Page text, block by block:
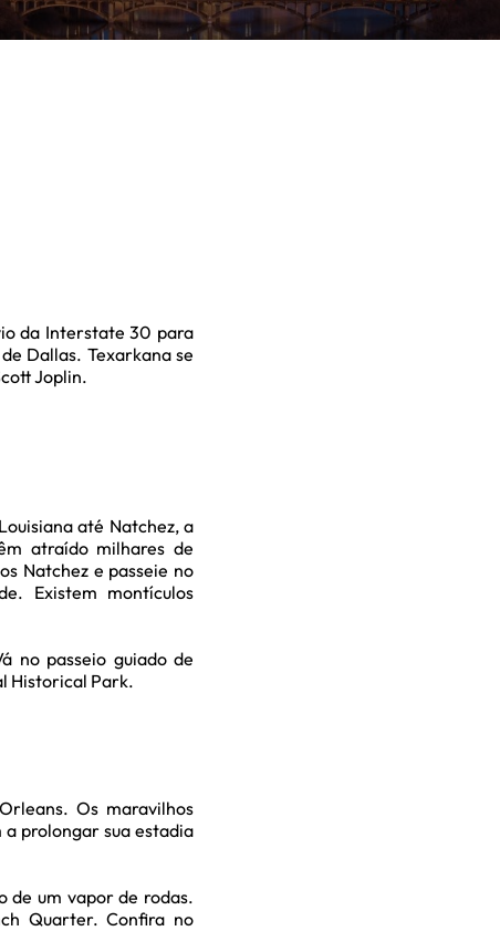
da Interstate 30 para
Dallas. Texarkana se
Joplin.
até Natchez, a
atraído milhares de
Natchez e passeie no
Existem montículos
no passeio guiado de
Historical Park.
Os maravilhos
prolongar sua estadia
de um vapor de rodas.
Quarter. Confira no